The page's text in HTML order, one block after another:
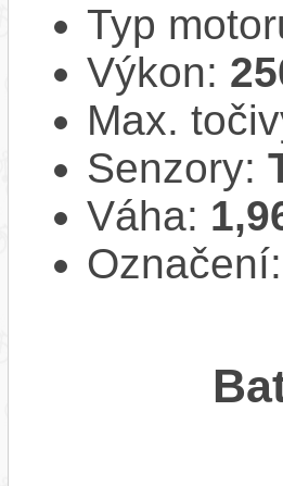
Typ
Výkon:
Max.
Senzory:
Váha:
Označení: